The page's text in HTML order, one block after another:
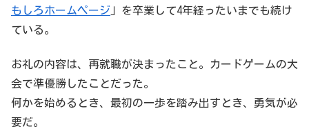
もしろホームページ 」を卒業して4年経ったいまでも続け
ている。
お礼の内容は、再就職が決まったこと。カードゲームの大
会で準優勝したことだった。
何かを始めるとき、最初の一歩を踏み出すとき、勇気が必
要だ。